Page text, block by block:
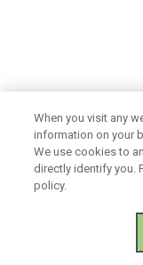
When you visit any
information on your
We use cookies to
directly identify you.
policy.